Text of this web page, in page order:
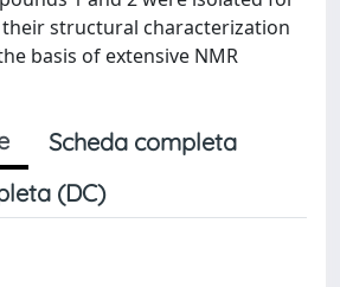
structural characterization
basis of extensive NMR
Scheda completa
(DC)